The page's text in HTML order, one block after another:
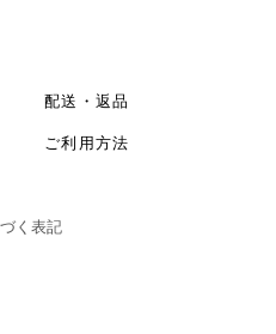
配送・返品
​ご利用方法
く表記